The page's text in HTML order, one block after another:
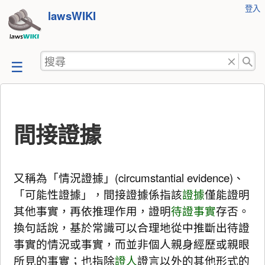
跳
至
容
lawsWIKI
工
登入
搜
尋
間接證據
又稱為「情況證據」(circumstantial evidence)、
「可能性證據」，間接證據係指該證據僅能證明
其他事實，再依推理作用，證明待證事實存否。
換句話說，基於常識可以合理地從中推斷出待證
事實的情況或事實，而並非個人親身經歷或親眼
所見的事實；也指除證人證言以外的其他形式的